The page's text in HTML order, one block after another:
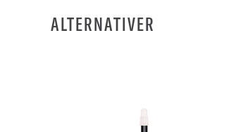
ALTERNATIVER